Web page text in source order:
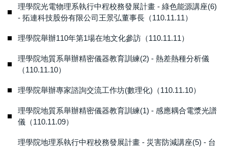
理學院光電物理系執行中程校務發展計畫 - 綠色能源講座(6)
- 拓連科技股份有限公司王景弘董事長（110.11.11）
理學院舉辦110年第1場在地文化參訪（110.11.11）
理學院地質系舉辦精密儀器教育訓練(2) - 熱差熱種分析儀
（110.11.10）
理學院舉辦專家諮詢交流工作坊(數理化)（110.11.10）
理學院地質系舉辦精密儀器教育訓練(1) - 感應耦合電漿光譜
儀（110.11.09）
理學院地理系執行中程校務發展計畫 - 災害防減講座(5) - 台